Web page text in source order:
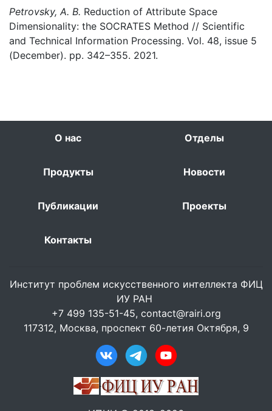
Petrovsky, A. B. Reduction of Attribute Space
Dimensionality: the SOCRATES Method // Scientific
and Technical Information Processing. Vol. 48, issue 5
(December). pp. 342–355. 2021.
О нас Отделы
Продукты Новости
Публикации Проекты
Контакты
Институт проблем искусственного интеллекта ФИЦ
ИУ РАН
+7 499 135-51-45, contact@rairi.org
117312, Москва, проспект 60-летия Октября, 9